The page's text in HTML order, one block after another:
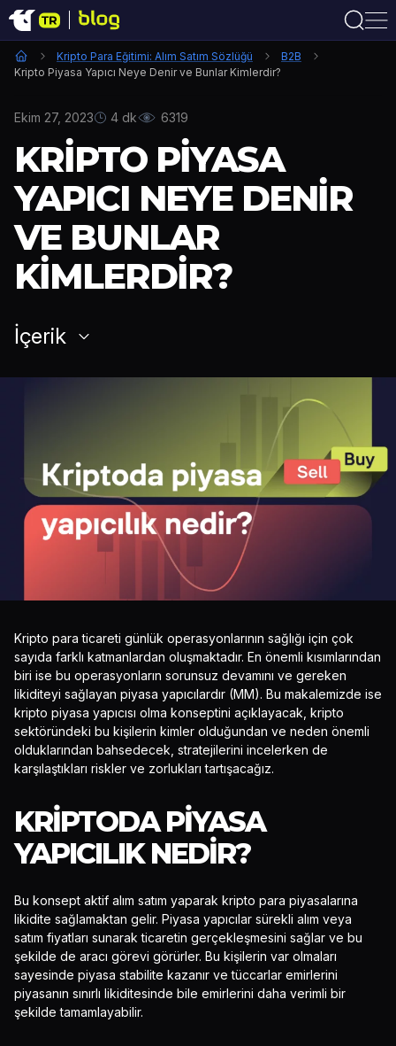
Kripto Para Eğitimi: Alım Satım Sözlüğü
B2B
Kripto Piyasa Yapıcı Neye Denir ve Bunlar Kimlerdir?
Ekim 27, 2023 4 dk 6319
KRIPTO PIYASA
YAPICI NEYE DENIR
VE BUNLAR
KIMLERDIR?
İçerik
Kripto para ticareti günlük operasyonlarının sağlığı için çok
sayıda farklı katmanlardan oluşmaktadır. En önemli kısımlarından
biri ise bu operasyonların sorunsuz devamını ve gereken
likiditeyi sağlayan piyasa yapıcılardır (MM). Bu makalemizde ise
kripto piyasa yapıcısı olma konseptini açıklayacak, kripto
sektöründeki bu kişilerin kimler olduğundan ve neden önemli
olduklarından bahsedecek, stratejilerini incelerken de
karşılaştıkları riskler ve zorlukları tartışacağız.
KRIPTODA PIYASA
YAPICILIK NEDIR?
Bu konsept aktif alım satım yaparak kripto para piyasalarına
likidite sağlamaktan gelir. Piyasa yapıcılar sürekli alım veya
satım fiyatları sunarak ticaretin gerçekleşmesini sağlar ve bu
şekilde de aracı görevi görürler. Bu kişilerin var olmaları
sayesinde piyasa stabilite kazanır ve tüccarlar emirlerini
piyasanın sınırlı likiditesinde bile emirlerini daha verimli bir
şekilde tamamlayabilir.